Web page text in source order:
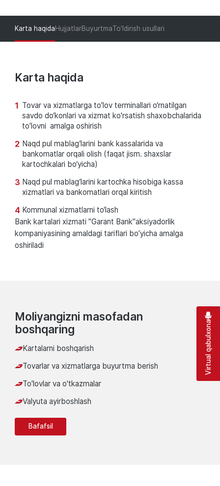
Karta haqidaHujjatlarBuyurtmaTo'ldirish usullari
Karta haqida
Tovar va xizmatlarga to'lov terminallari o‘rnatilgan
savdo do‘konlari va xizmat ko'rsatish shaxobchalarida
to'lovni amalga oshirish
Naqd pul mablag‘larini bank kassalarida va
bankomatlar orqali olish (faqat jism. shaxslar
kartochkalari bo‘yicha)
Naqd pul mablag‘larini kartochka hisobiga kassa
xizmatlari va bankomatlari orqal kiritish
Kommunal xizmatlarni to‘lash
Bank kartalari xizmati "Garant Bank"aksiyadorlik
kompaniyasining amaldagi tariflari boʼyicha amalga
oshiriladi
Moliyangizni masofadan
boshqaring
Kartalarni boshqarish
Tovarlar va xizmatlarga buyurtma berish
To'lovlar va o'tkazmalar
Valyuta ayirboshlash
Bafafsil
Virtual qabulxona